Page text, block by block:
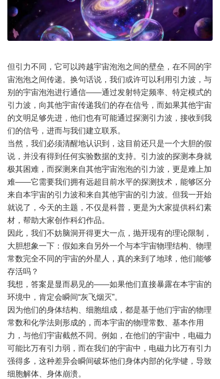
但引力不同，它可以跨越宇宙泡泡之间的壁垒，在不同的宇
宙泡泡之间传递。换句话说，我们或许可以利用引力波，与
别的宇宙泡泡进行通信——通过发射特定频率、特定模式的
引力波，向其他宇宙传递我们的存在信号，而如果其他宇宙
的文明足够先进，他们也有可能通过探测引力波，接收到我
们的信号，进而与我们建立联系。
当然，我们必须清醒地认识到，这目前还只是一个大胆的假
说，并没有得到任何实验数据的支持。引力波的探测本身就
极其困难，而探测来自其他宇宙泡泡的引力波，更是难上加
难——它需要我们拥有远超目前水平的探测技术，能够区分
来自本宇宙的引力波和来自其他宇宙的引力波。但我一开始
就说了，今天的主题，不仅是科普，更是为大家提供科幻素
材，帮助大家创作科幻作品。
因此，我们不妨脑洞开得更大一点，抛开现有的理论限制，
大胆想象一下：假如来自另外一个与本宇宙物理结构、物理
常数完全不同的宇宙的外星人
，真的来到了地球，他们能够
存活吗？
我想，答案是显而易见的——如果他们直接暴露在本宇宙的
环境中，肯定会瞬间“灰飞烟灭”。
因为他们的身体结构、细胞组成，都是基于他们宇宙的物理
常数和化学法则形成的，而本宇宙的物理常数、基本作用
力，与他们宇宙截然不同。例如，在他们的宇宙中，电磁力
可能比万有引力弱，而在我们的宇宙中，电磁力比万有引力
强得多，这种差异会瞬间破坏他们身体内部的化学键，导致
细胞解体、身体崩溃。